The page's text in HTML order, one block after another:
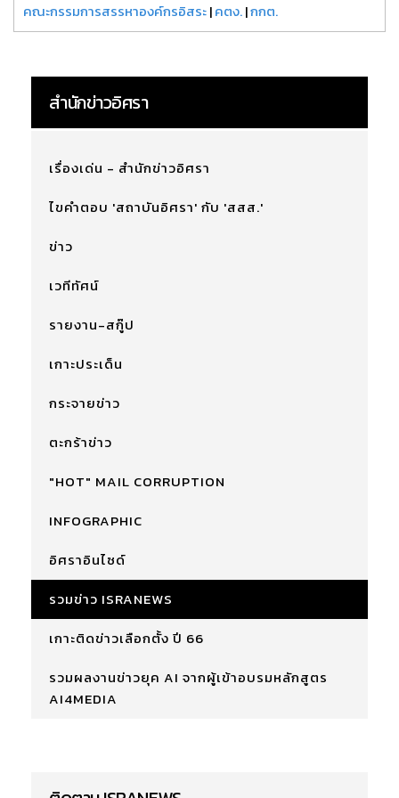
คณะกรรมการสรรหาองค์กรอิสระ|คตง.|กกต.
สำนักข่าวอิศรา
เรื่องเด่น - สำนักข่าวอิศรา
ไขคำตอบ 'สถาบันอิศรา' กับ 'สสส.'
ข่าว
เวทีทัศน์
รายงาน-สกู๊ป
เกาะประเด็น
กระจายข่าว
ตะกร้าข่าว
"HOT" MAIL CORRUPTION
INFOGRAPHIC
อิศราอินไซด์
รวมข่าว ISRANEWS
เกาะติดข่าวเลือกตั้ง ปี 66
รวมผลงานข่าวยุค AI จากผู้เข้าอบรมหลักสูตร
AI4MEDIA